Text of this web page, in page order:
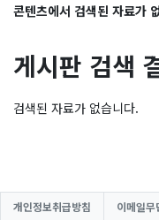
콘텐츠에서 검색된 자료가
게시판 검색
검색된 자료가 없습니다.
개인정보취급방침 이메일